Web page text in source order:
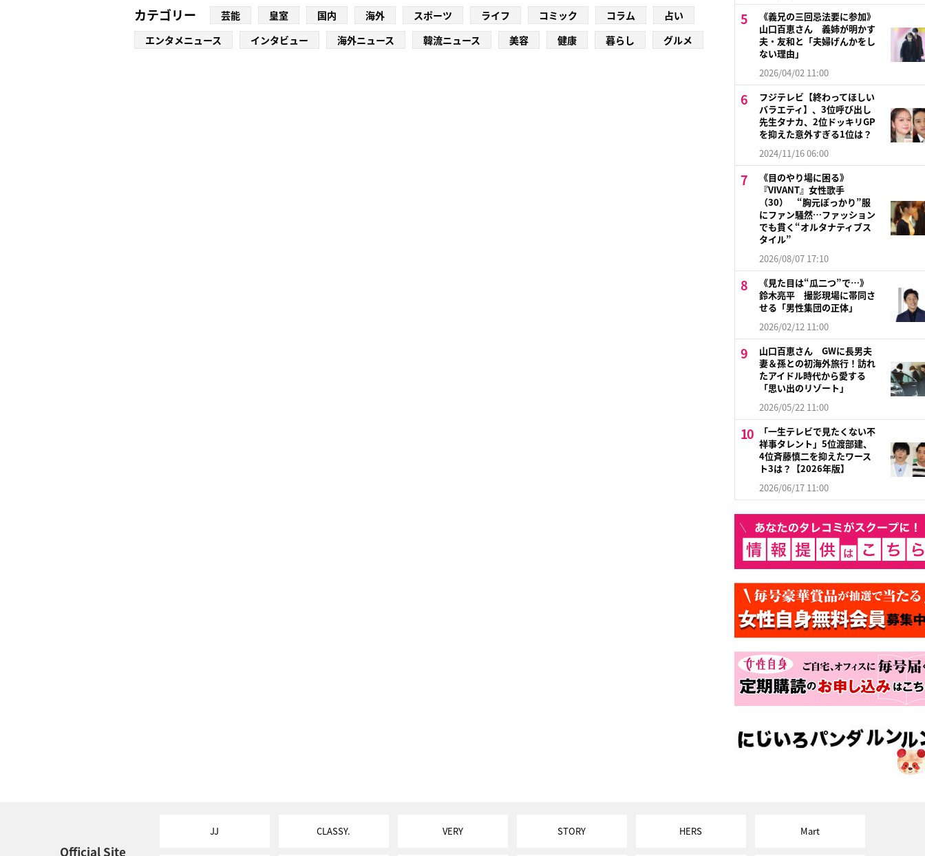
カテゴリー 芸能 皇室 国内 海外 スポーツ ライフ コミック コラム
占い
エンタメニュース
インタビュー 海外ニュース 韓流ニュース 美容 健康 暮らし グルメ
《義兄の三回忌法要に参加》
山口百恵さん 義姉が明かす
夫・友和と「夫婦げんかをし
ない理由」
2026/04/02 11:00
フジテレビ【終わってほしい
バラエティ】、3位呼び出し
先生タナカ、2位ドッキリGP
を抑えた意外すぎる1位は？
2024/11/16 06:00
《目のやり場に困る》
『VIVANT』女性歌手
（30） “胸元ぽっかり”服
にファン騒然…ファッション
でも貫く“オルタナティブス
タイル”
2026/08/07 17:10
《見た目は“瓜二つ”で…》
鈴木亮平 撮影現場に帯同さ
せる「男性集団の正体」
2026/02/12 11:00
山口百恵さん GWに長男夫
妻＆孫との初海外旅行！訪れ
たアイドル時代から愛する
「思い出のリゾート」
2026/05/22 11:00
「一生テレビで見たくない不
祥事タレント」5位渡部建、
4位斉藤慎二を抑えたワース
ト3は？【2026年版】
2026/06/17 11:00
Official Site
JJ CLASSY. VERY STORY HERS Mart